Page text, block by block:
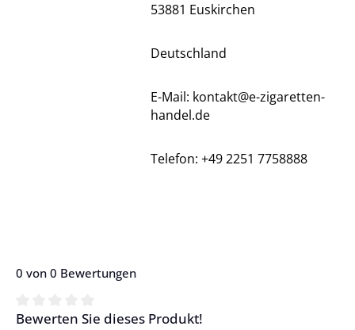
53881 Euskirchen
Deutschland
E-Mail: kontakt@e-zigaretten-
handel.de
Telefon: +49 2251 7758888
0 von 0 Bewertungen
Durchschnittliche Bewertung von 0 von 5 Sternen
Bewerten Sie dieses Produkt!